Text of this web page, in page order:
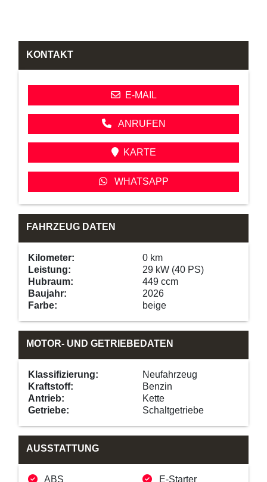
KONTAKT
E-MAIL
ANRUFEN
KARTE
WHATSAPP
FAHRZEUG DATEN
Kilometer:
0 km
Leistung:
29 kW (40 PS)
Hubraum:
449 ccm
Baujahr:
2026
Farbe:
beige
MOTOR- UND GETRIEBEDATEN
Klassifizierung:
Neufahrzeug
Kraftstoff:
Benzin
Antrieb:
Kette
Getriebe:
Schaltgetriebe
AUSSTATTUNG
ABS E-Starter